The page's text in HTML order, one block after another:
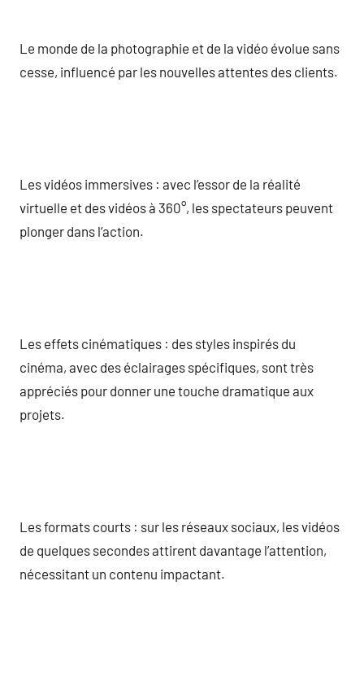
Le monde de la photographie et de la vidéo évolue sans
cesse, influencé par les nouvelles attentes des clients.
Les vidéos immersives : avec l’essor de la réalité
virtuelle et des vidéos à 360°, les spectateurs peuvent
plonger dans l’action.
Les effets cinématiques : des styles inspirés du
cinéma, avec des éclairages spécifiques, sont très
appréciés pour donner une touche dramatique aux
projets.
Les formats courts : sur les réseaux sociaux, les vidéos
de quelques secondes attirent davantage l’attention,
nécessitant un contenu impactant.